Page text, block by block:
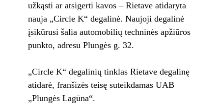
užkąsti ar atsigerti kavos – Rietave atidaryta
nauja „Circle K“ degalinė. Naujoji degalinė
įsikūrusi šalia automobilių techninės apžiūros
punkto, adresu Plungės g. 32.
„Circle K“ degalinių tinklas Rietave degalinę
atidarė, franšizės teisę suteikdamas UAB
„Plungės Lagūna“.